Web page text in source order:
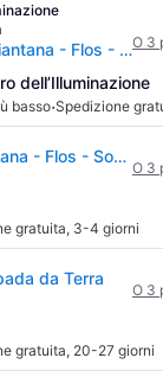
Coordinates F Piantana - Flos - Soggiorno - Design - MetalloO 3
dell’Illuminazione
basso·Spedizione
Coordinates F Piantana - Flos - Soggiorno - Design - Metallo
O 3
gratuita, 3-4 giorni
da Terra
O 3
gratuita, 20-27 giorni